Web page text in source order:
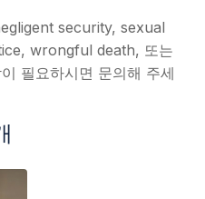
security, sexual
wrongful death, 또는
필요하시면 문의해 주세